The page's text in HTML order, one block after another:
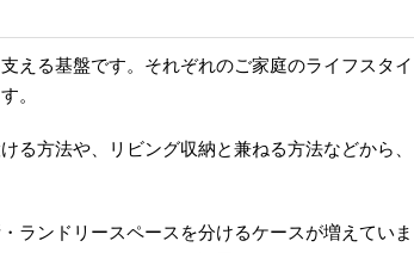
える基盤です。それぞれのご家庭のライフスタイ
。
る方法や、リビング収納と兼ねる方法などから、
ランドリースペースを分けるケースが増えていま